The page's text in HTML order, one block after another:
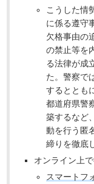
こうした情
に係る遵守
欠格事由の
の禁止等を
る法律が成
た。警察で
するととも
都道府県警
築するなど
動を行う匿
締りを徹底
オンライン上
スマートフ